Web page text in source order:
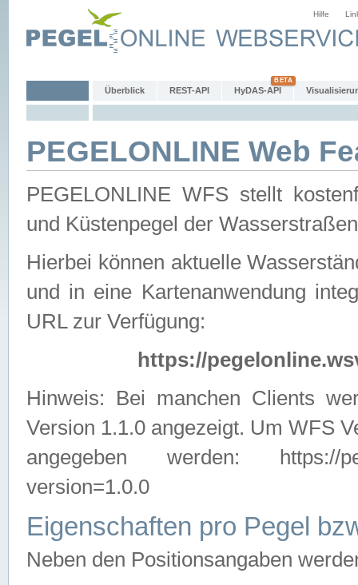
Hilfe
Überblick REST-API HyDAS-API
PEGELONLINE Web
PEGELONLINE WFS stellt
und Küstenpegel der
Hierbei können aktuelle
und in eine Kartenanwendung
URL zur Verfügung:
https://
Hinweis: Bei manchen Clients
Version 1.1.0 angezeigt. Um WFS
angegeben werden: https://
version=1.0.0
Eigenschaften pro Pegel
Neben den Positionsangaben